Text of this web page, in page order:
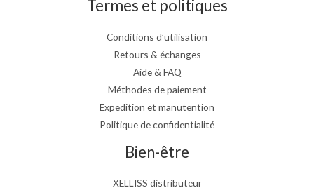
Termes et politiques
Conditions d’utilisation
Retours & échanges
Aide & FAQ
Méthodes de paiement
Expedition et manutention
Politique de confidentialité
Bien-être
XELLISS distributeur